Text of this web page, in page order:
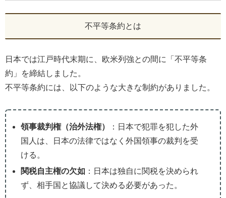
不平等条約とは
日本では江戸時代末期に、欧米列強との間に「不平等条
約」を締結しました。
不平等条約には、以下のような大きな制約がありました。
領事裁判権（治外法権）
：日本で犯罪を犯した外
国人は、日本の法律ではなく外国領事の裁判を受
ける。
関税自主権の欠如 ：日本は独自に関税を決められ
ず、相手国と協議して決める必要があった。